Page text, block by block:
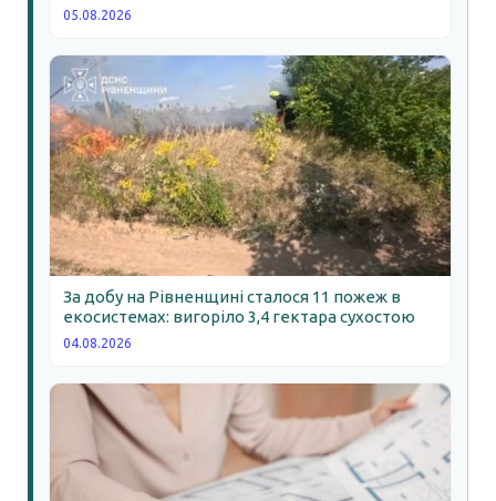
05.08.2026
За добу на Рівненщині сталося 11 пожеж в
екосистемах: вигоріло 3,4 гектара сухостою
04.08.2026